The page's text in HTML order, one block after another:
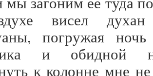
висел
погружая
и обидной
к колонне мне не